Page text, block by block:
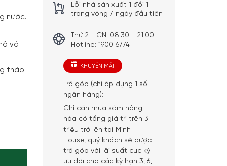
nước.
và
tháo
1.7L số lượng
Lỗi nhà sản xuất 1 đổi 1
trong vòng 7 ngày đầu tiên
Thứ 2 - CN: 08:30 - 21:00
Hotline: 1900 6774
KHUYẾN MÃI
Trả góp (chỉ áp dụng 1 số
ngân hàng):
Chỉ cần mua sắm hàng
hóa có tổng giá trị trên 3
triệu trở lên tại Minh
House, quý khách sẽ được
trả góp với lãi suất cực kỳ
ưu đãi cho các kỳ hạn 3, 6,